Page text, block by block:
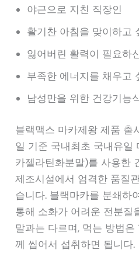
야근으로 지친 직장인
활기찬 아침을 맞이하고
잃어버린 활력이 필요하
부족한 에너지를 채우고
남성만을 위한 건강기능
블랙맥스 마카제왕 제품 출
일 기준 국내최초 국내유일
카젤라틴화분말)를 사용한
제조시설에서 엄격한 품질
습니다. 블랙마카를 분쇄하
통해 소화가 어려운 전분질
말과는 다르며, 먹는 방법은
께 씹어서 섭취하면 됩니다.